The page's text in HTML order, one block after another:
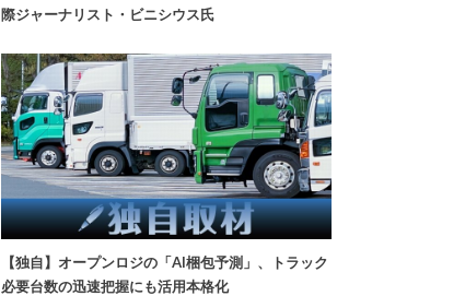
際ジャーナリスト・ビニシウス氏
【独自】オープンロジの「AI梱包予測」、トラック
必要台数の迅速把握にも活用本格化